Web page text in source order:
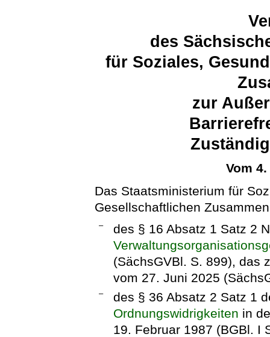
des
für Soziales,
zur
Vom
Das Staatsministerium für
Gesellschaftlichen
–
des § 16 Absatz 1 Satz 2
(SächsGVBl. S. 899), das
vom 27. Juni 2025
–
des § 36 Absatz 2 Satz 1
Ordnungswidrigkeiten in
19. Februar 1987 (BGBl. I